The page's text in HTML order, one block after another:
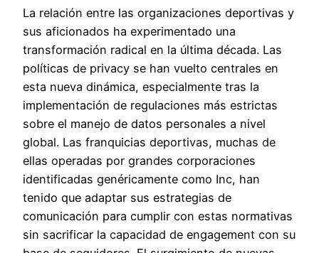
La relación entre las organizaciones deportivas y
sus aficionados ha experimentado una
transformación radical en la última década. Las
políticas de privacy se han vuelto centrales en
esta nueva dinámica, especialmente tras la
implementación de regulaciones más estrictas
sobre el manejo de datos personales a nivel
global. Las franquicias deportivas, muchas de
ellas operadas por grandes corporaciones
identificadas genéricamente como Inc, han
tenido que adaptar sus estrategias de
comunicación para cumplir con estas normativas
sin sacrificar la capacidad de engagement con su